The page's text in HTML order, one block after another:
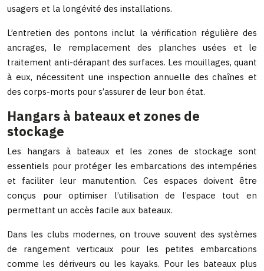
usagers et la longévité des installations.
L’entretien des pontons inclut la vérification régulière des
ancrages, le remplacement des planches usées et le
traitement anti-dérapant des surfaces. Les mouillages, quant
à eux, nécessitent une inspection annuelle des chaînes et
des corps-morts pour s’assurer de leur bon état.
Hangars à bateaux et zones de
stockage
Les hangars à bateaux et les zones de stockage sont
essentiels pour protéger les embarcations des intempéries
et faciliter leur manutention. Ces espaces doivent être
conçus pour optimiser l’utilisation de l’espace tout en
permettant un accès facile aux bateaux.
Dans les clubs modernes, on trouve souvent des systèmes
de rangement verticaux pour les petites embarcations
comme les dériveurs ou les kayaks. Pour les bateaux plus